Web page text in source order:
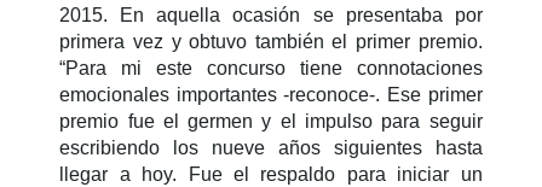
2015. En aquella ocasión se presentaba por
primera vez y obtuvo también el primer premio.
“Para mi este concurso tiene connotaciones
emocionales importantes -reconoce-. Ese primer
premio fue el germen y el impulso para seguir
escribiendo los nueve años siguientes hasta
llegar a hoy. Fue el respaldo para iniciar un